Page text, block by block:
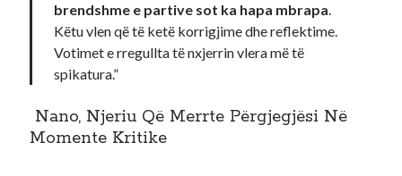
brendshme e partive sot ka hapa mbrapa.
Këtu vlen që të ketë korrigjime dhe reflektime.
Votimet e rregullta të nxjerrin vlera më të
spikatura.”
Nano, Njeriu Që Merrte Përgjegjësi Në
Momente Kritike